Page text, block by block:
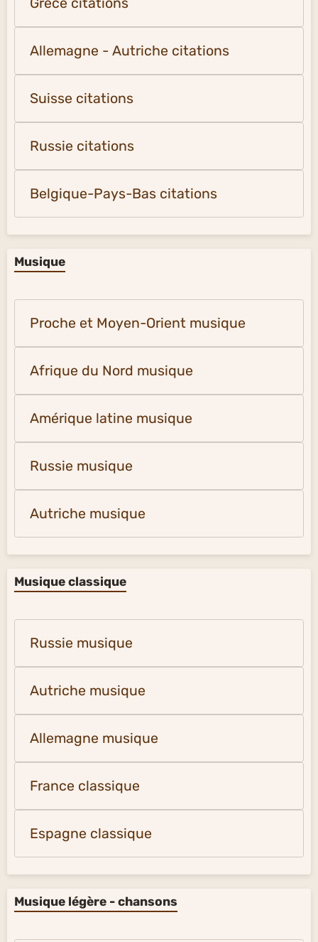
Grèce citations
Allemagne - Autriche citations
Suisse citations
Russie citations
Belgique-Pays-Bas citations
Musique
Proche et Moyen-Orient musique
Afrique du Nord musique
Amérique latine musique
Russie musique
Autriche musique
Musique classique
Russie musique
Autriche musique
Allemagne musique
France classique
Espagne classique
Musique légère - chansons